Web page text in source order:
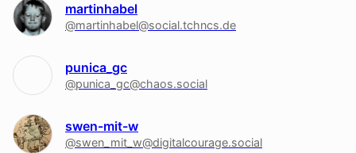
martinhabel
@martinhabel@social.tchncs.de
punica_gc
@punica_gc@chaos.social
swen-mit-w
@swen_mit_w@digitalcourage.social